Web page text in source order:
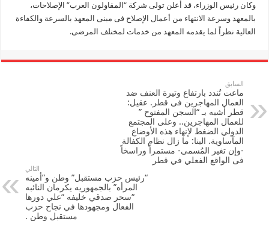
مغلقة
وكان رئيس الوزراء، قد أعلن تولى شركة “المقاولون العرب” الإصلاحات،
بالمعهد وسرعة الانتهاء من أعمال الإصلاح فى مبنى المعهد بالسرعة والكفاءة
العالية نظراً لما يقدمه المعهد من خدمات لمختلف المرضى.
السابق
ماعت تُندد بارتفاع وتيرة العنف ضد
العمال المهاجرين فى قطر. عقيل:
قطر أشبه بـ “السجن المفتوح ”
للعمال المهاجرين.. وعلى المجتمع
الدولي الضغط لإنهاء هذه الأوضاع
المآساوية. البنا: ما زال نظام الكفالة
-وإن تغير المُسمى- مستمراً وراسخاً
فى الواقع الفعلي في قطر
التالي
“رئيس حزب مستقبل” وطن و”أمينه
المرأه” بالجمهوريه يكرمان النائبه
“سحر صدقي خليفه “علي دورها
الفعال ومجهودها في نجاح حزب
مستقبل وطن .